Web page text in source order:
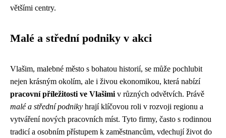
většími centry.
Malé a střední podniky v akci
Vlašim, malebné město s bohatou historií, se může pochlubit
nejen krásným okolím, ale i živou ekonomikou, která nabízí
pracovní příležitosti ve Vlašimi v různých odvětvích. Právě
malé a střední podniky hrají klíčovou roli v rozvoji regionu a
vytváření nových pracovních míst. Tyto firmy, často s rodinnou
tradicí a osobním přístupem k zaměstnancům, vdechují život do